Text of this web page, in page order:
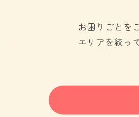
お困りごとを
エリアを絞っ